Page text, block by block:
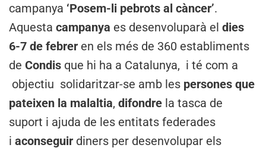
campanya ‘Posem-li pebrots al càncer’.
Aquesta campanya es desenvoluparà el dies
6-7 de febrer en els més de 360 establiments
de Condis que hi ha a Catalunya, i té com a
objectiu solidaritzar-se amb les persones que
pateixen la malaltia, difondre la tasca de
suport i ajuda de les entitats federades
i aconseguir diners per desenvolupar els